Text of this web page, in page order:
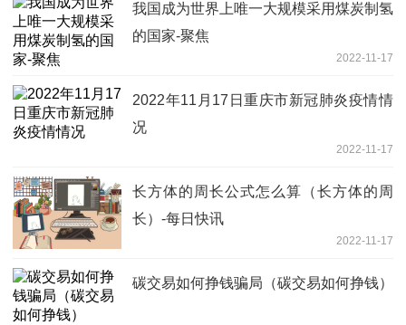
我国成为世界上唯一大规模采用煤炭制氢
的国家-聚焦
2022-11-17
2022年11月17日重庆市新冠肺炎疫情情
况
2022-11-17
长方体的周长公式怎么算（长方体的周
长）-每日快讯
2022-11-17
碳交易如何挣钱骗局（碳交易如何挣钱）